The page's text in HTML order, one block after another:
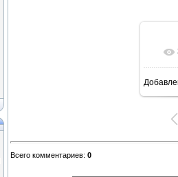
Всего комментариев: 0